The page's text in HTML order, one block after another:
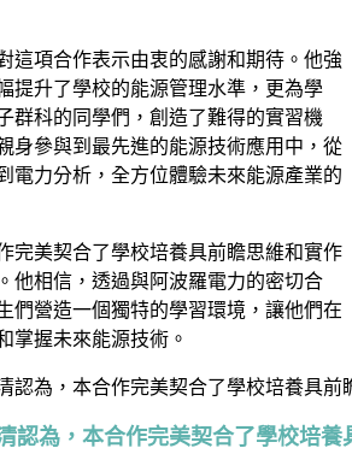
這項合作表示由衷的感謝和期待。他強
提升了學校的能源管理水準，更為學
群科的同學們，創造了難得的實習機
身參與到最先進的能源技術應用中，從
電力分析，全方位體驗未來能源產業的
完美契合了學校培養具前瞻思維和實作
他相信，透過與阿波羅電力的密切合
們營造一個獨特的學習環境，讓他們在
掌握未來能源技術。
認為，本合作完美契合了學校培